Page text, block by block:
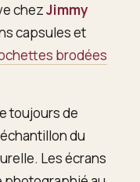
chezJimmy
capsules et
brodées
toujours de
du
Les écrans